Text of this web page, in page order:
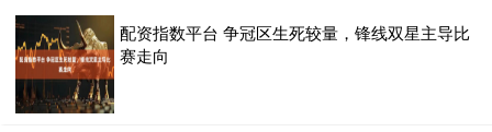
配资指数平台 争冠区生死较量，锋线双星主导比
赛走向